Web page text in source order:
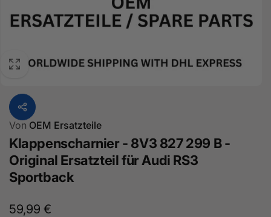
Von OEM Ersatzteile
Klappenscharnier - 8V3 827 299 B -
Original Ersatzteil für Audi RS3
Sportback
Normaler
59,99 €